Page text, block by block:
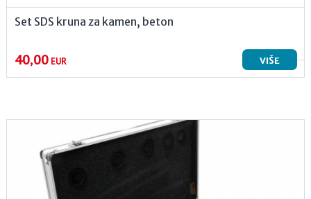
Set SDS kruna za kamen, beton
40,00EUR VIŠE